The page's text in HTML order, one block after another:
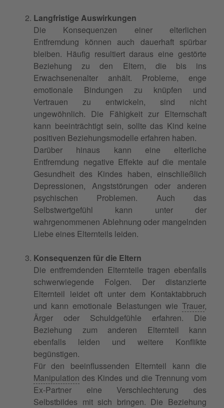
Langfristige Auswirkungen
Die Konsequenzen einer elterlichen
Entfremdung können auch dauerhaft spürbar
bleiben. Häufig resultiert daraus eine gestörte
Beziehung zu den Eltern, die bis ins
Erwachsenenalter anhält. Probleme, enge
emotionale Bindungen zu knüpfen und
Vertrauen zu entwickeln, sind nicht
ungewöhnlich. Die Fähigkeit zur Elternschaft
kann beeinträchtigt sein, sollte das Kind keine
positiven Beziehungsmodelle erfahren haben.
Darüber hinaus kann eine elterliche
Entfremdung negative Effekte auf die mentale
Gesundheit des Kindes haben, einschließlich
Depressionen, Angststörungen oder anderen
psychischen Problemen. Auch das
Selbstwertgefühl kann unter der
wahrgenommenen Ablehnung oder mangelnden
Liebe eines Elternteils leiden.
Konsequenzen für die Eltern
Die entfremdenden Elternteile tragen ebenfalls
schwerwiegende Folgen. Der distanzierte
Elternteil leidet oft unter dem Kontaktabbruch
und kann emotionale Belastungen wie Trauer,
Ärger oder Schuldgefühle erfahren. Die
Beziehung zum anderen Elternteil kann
ebenfalls leiden und weitere Konflikte
begünstigen.
Für den beeinflussenden Elternteil kann die
Manipulation des Kindes und die Trennung vom
Ex-Partner eine Verschlechterung des
Selbstbildes mit sich bringen. Die Beziehung